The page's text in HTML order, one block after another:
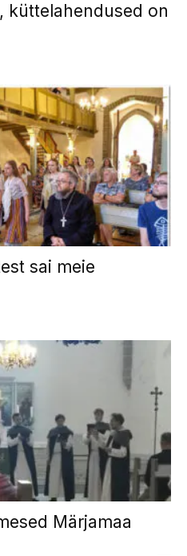
küttelahendused on
sai meie
Märjamaa